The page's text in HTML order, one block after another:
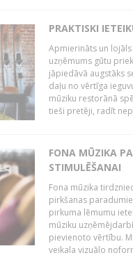
PRAKTISKI
Apmierināts un
uzņēmums gūtu
jāpiedāvā augstāks
daļu no vērtīga
mūziku restorānā
tieši pretēji, radīt
FONA MŪZIKA
STIMULĒŠANAI
Fona mūzika
pirkšanas
pirkuma lēmumu
mūziku
pievienoto vērtību.
veikala vizuālo